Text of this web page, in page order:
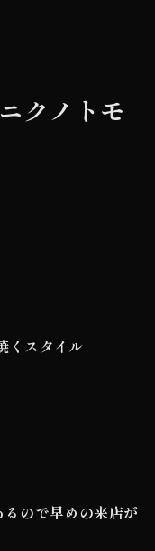
クノトモ
くスタイル
ので早めの来店が